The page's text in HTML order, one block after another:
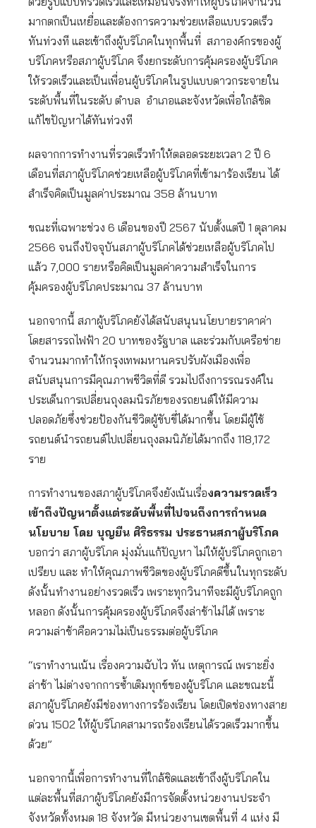
มากตกเป็นเหยื่อและต้องการความช่วยเหลือแบบรวดเร็ว
ทันท่วงที และเข้าถึงผู้บริโภคในทุกพื้นที่ สภาองค์กรของผู้
บริโภคหรือสภาผู้บริโภค จึงยกระดับการคุ้มครองผู้บริโภค
ให้รวดเร็วและเป็นเพื่อนผู้บริโภคในรูปแบบดาวกระจายใน
ระดับพื้นที่ในระดับ ตำบล อำเภอและจังหวัดเพื่อใกล้ชิด
แก้ไขปัญหาได้ทันท่วงที
ผลจากการทำงานที่รวดเร็วทำให้ตลอดระยะเวลา 2 ปี 6
เดือนที่สภาผู้บริโภคช่วยเหลือผู้บริโภคที่เข้ามาร้องเรียน ได้
สำเร็จคิดเป็นมูลค่าประมาณ 358 ล้านบาท
ขณะที่เฉพาะช่วง 6 เดือนของปี 2567 นับตั้งแต่ปี 1 ตุลาคม
2566 จนถึงปัจจุบันสภาผู้บริโภคได้ช่วยเหลือผู้บริโภคไป
แล้ว 7,000 รายหรือคิดเป็นมูลค่าความสำเร็จในการ
คุ้มครองผู้บริโภคประมาณ 37 ล้านบาท
นอกจากนี้ สภาผู้บริโภคยังได้สนับสนุนนโยบายราคาค่า
โดยสารรถไฟฟ้า 20 บาทของรัฐบาล และร่วมกับเครือข่าย
จำนวนมากทำให้กรุงเทพมหานครปรับผังเมืองเพื่อ
สนับสนุนการมีคุณภาพชีวิตที่ดี รวมไปถึงการรณรงค์ใน
ประเด็นการเปลี่ยนถุงลมนิรภัยของรถยนต์ให้มีความ
ปลอดภัยซึ่งช่วยป้องกันชีวิตผู้ขับขี่ได้มากขึ้น โดยมีผู้ใช้
รถยนต์นำรถยนต์ไปเปลี่ยนถุงลมนิภัยได้มากถึง 118,172
ราย
การทำงานของสภาผู้บริโภคจึงยังเน้นเรื่องความรวดเร็ว
เข้าถึงปัญหาตั้งแต่ระดับพื้นที่ไปจนถึงการกำหนด
นโยบาย โดย บุญยืน ศิริธรรม ประธานสภาผู้บริโภค
บอกว่า สภาผู้บริโภค มุ่งมั่นแก้ปัญหา ไม่ให้ผู้บริโภคถูกเอา
เปรียบ และ ทำให้คุณภาพชีวิตของผู้บริโภคดีขึ้นในทุกระดับ
ดังนั้นทำงานอย่างรวดเร็ว เพราะทุกวินาทีจะมีผู้บริโภคถูก
หลอก ดังนั้นการคุ้มครองผู้บริโภคจึงล่าช้าไม่ได้ เพราะ
ความล่าช้าคือความไม่เป็นธรรมต่อผู้บริโภค
“เราทำงานเน้น เรื่องความฉับไว ทัน เหตุการณ์ เพราะยิ่ง
ล่าช้า ไม่ต่างจากการซ้ำเติมทุกข์ของผู้บริโภค และขณะนี้
สภาผู้บริโภคยังมีช่องทางการร้องเรียน โดยเปิดช่องทางสาย
ด่วน 1502 ให้ผู้บริโภคสามารถร้องเรียนได้รวดเร็วมากขึ้น
ด้วย”
นอกจากนี้เพื่อการทำงานที่ใกล้ชิดและเข้าถึงผู้บริโภคใน
แต่ละพื้นที่สภาผู้บริโภคยังมีการจัดตั้งหน่วยงานประจำ
จังหวัดทั้งหมด 18 จังหวัด มีหน่วยงานเขตพื้นที่ 4 แห่ง มี